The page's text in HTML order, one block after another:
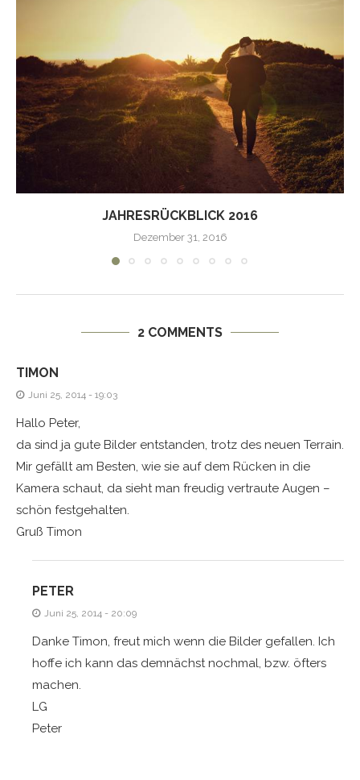
JAHRESRÜCKBLICK 2016
Dezember 31, 2016
2 COMMENTS
TIMON
Juni 25, 2014 - 19:03
Hallo Peter,
da sind ja gute Bilder entstanden, trotz des neuen Terrain.
Mir gefällt am Besten, wie sie auf dem Rücken in die
Kamera schaut, da sieht man freudig vertraute Augen –
schön festgehalten.
Gruß Timon
PETER
Juni 25, 2014 - 20:09
Danke Timon, freut mich wenn die Bilder gefallen. Ich
hoffe ich kann das demnächst nochmal, bzw. öfters
machen.
LG
Peter